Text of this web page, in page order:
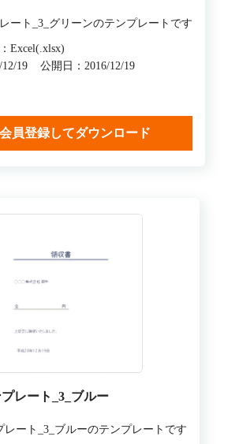
ート_3_グリーンのテンプレートです
Excel(.xlsx)
19
公開日：2016/12/19
員登録してダウンロード
レート_3_ブルー
レート_3_ブルーのテンプレートです